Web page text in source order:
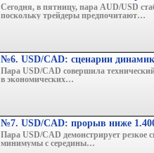
Сегодня, в пятницу, пара AUD/USD
поскольку трейдеры предпочитают…
№6. USD/CAD: сценарии
Пара USD/CAD совершила
в экономических…
№7. USD/CAD: прорыв ниже
Пара USD/CAD демонстрирует резкое
минимумы с середины…